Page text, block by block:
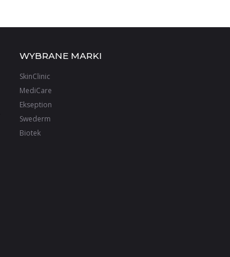
WYBRANE MARKI
SkinClinic
MediCare
Ekseption
Swederm
Biotek